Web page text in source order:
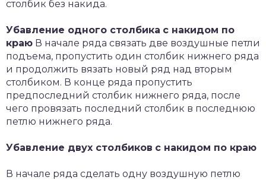
столбик без накида.
Убавление одного столбика с накидом по
краю В начале ряда связать две воздушные петли
подъема, пропустить один столбик нижнего ряда
и продолжить вязать новый ряд над вторым
столбиком. В конце ряда пропустить
предпоследний столбик нижнего ряда, после
чего провязать последний столбик в последнюю
петлю нижнего ряда.
Убавление двух столбиков с накидом по краю
В начале ряда сделать одну воздушную петлю